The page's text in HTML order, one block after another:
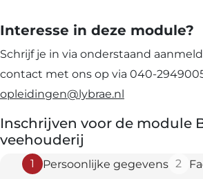
Interesse in deze module?
Schrijf je in via onderstaand
contact met ons op via 040-
opleidingen@lybrae.nl
Inschrijven voor de module
veehouderij
1 Persoonlijke gegevens 2